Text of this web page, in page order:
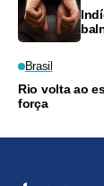
Brasil
Rio volta ao
força